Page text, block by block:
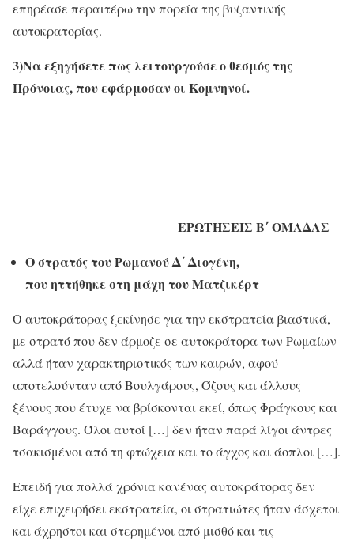
επηρέασε περαιτέρω την πορεία της βυζαντινής
αυτοκρατορίας.
3)Να εξηγήσετε πως λειτουργούσε ο θεσμός της
Πρόνοιας, που εφάρμοσαν οι Κομνηνοί.
ΕΡΩΤΗΣΕΙΣ Β΄ ΟΜΑΔΑΣ
Ο στρατός του Ρωμανού Δ΄ Διογένη,
που ηττήθηκε στη μάχη του Ματζικέρτ
Ο αυτοκράτορας ξεκίνησε για την εκστρατεία βιαστικά,
με στρατό που δεν άρμοζε σε αυτοκράτορα των Ρωμαίων
αλλά ήταν χαρακτηριστικός των καιρών, αφού
αποτελούνταν από Βουλγάρους, Όζους και άλλους
ξένους που έτυχε να βρίσκονται εκεί, όπως Φράγκους και
Βαράγγους. Όλοι αυτοί […] δεν ήταν παρά λίγοι άντρες
τσακισμένοι από τη φτώχεια και το άγχος και άοπλοι […].
Επειδή για πολλά χρόνια κανένας αυτοκράτορας δεν
είχε επιχειρήσει εκστρατεία, οι στρατιώτες ήταν άσχετοι
και άχρηστοι και στερημένοι από μισθό και τις